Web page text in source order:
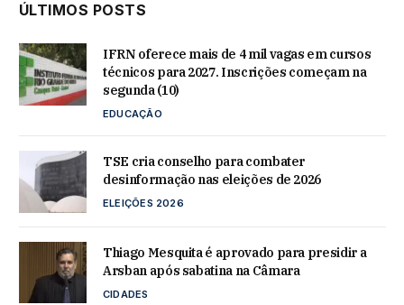
ÚLTIMOS POSTS
IFRN oferece mais de 4 mil vagas em cursos
técnicos para 2027. Inscrições começam na
segunda (10)
EDUCAÇÃO
TSE cria conselho para combater
desinformação nas eleições de 2026
ELEIÇÕES 2026
Thiago Mesquita é aprovado para presidir a
Arsban após sabatina na Câmara
CIDADES